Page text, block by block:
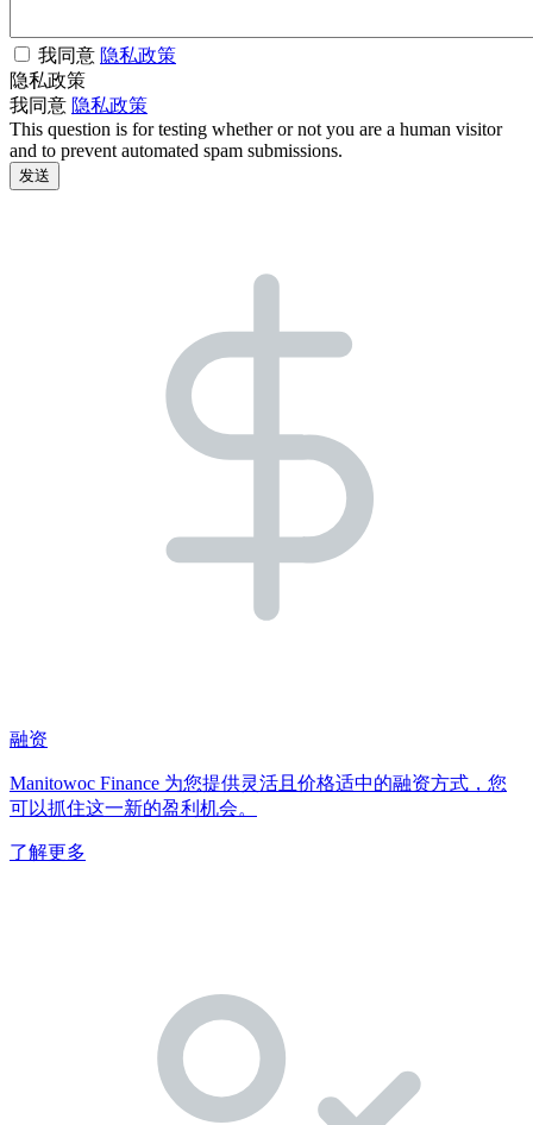
我同意 隐私政策
隐私政策
我同意 隐私政策
This question is for testing whether or not you are a human visitor
and to prevent automated spam submissions.
融资
Manitowoc Finance 为您提供灵活且价格适中的融资方式，您
可以抓住这一新的盈利机会。
了解更多